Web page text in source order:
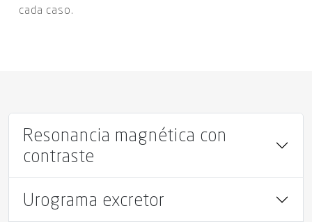
cada caso.
Resonancia magnética con
contraste
Urograma excretor